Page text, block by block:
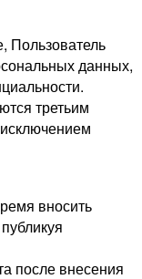
Пользователь
данных,
третьим
вносить
после внесения